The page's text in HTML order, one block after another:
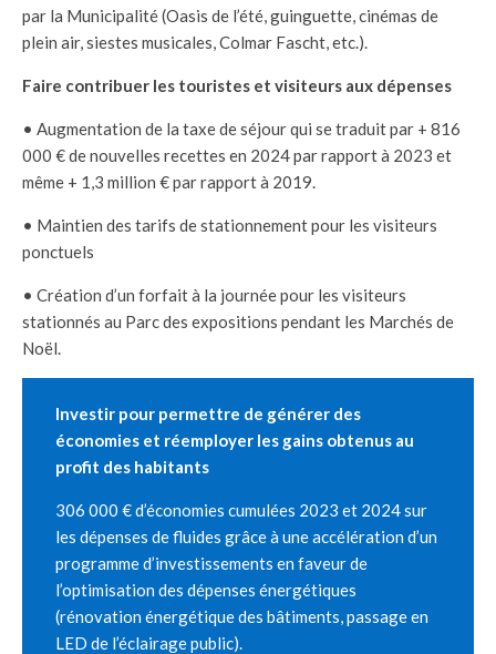
par la Municipalité (Oasis de l’été, guinguette, cinémas de
plein air, siestes musicales, Colmar Fascht, etc.).
Faire contribuer les touristes et visiteurs aux dépenses
• Augmentation de la taxe de séjour qui se traduit par + 816
000 € de nouvelles recettes en 2024 par rapport à 2023 et
même + 1,3 million € par rapport à 2019.
• Maintien des tarifs de stationnement pour les visiteurs
ponctuels
• Création d’un forfait à la journée pour les visiteurs
stationnés au Parc des expositions pendant les Marchés de
Noël.
Investir pour permettre de générer des
économies et réemployer les gains obtenus au
profit des habitants
306 000 € d’économies cumulées 2023 et 2024 sur
les dépenses de fluides grâce à une accélération d’un
programme d’investissements en faveur de
l’optimisation des dépenses énergétiques
(rénovation énergétique des bâtiments, passage en
LED de l’éclairage public).